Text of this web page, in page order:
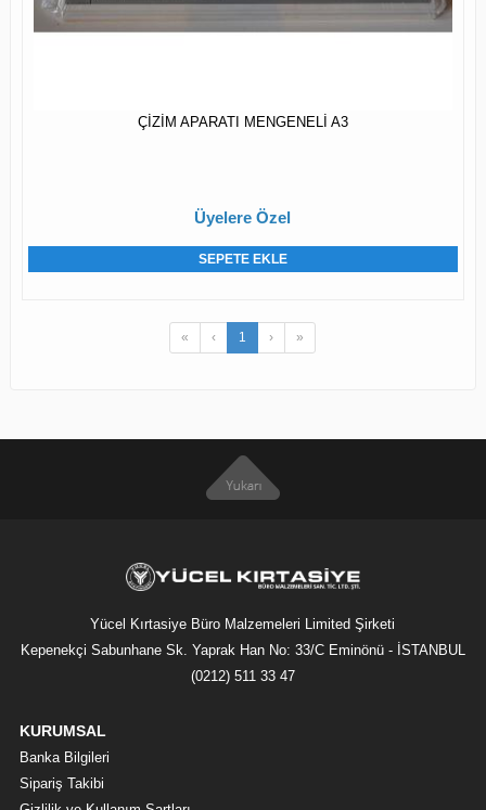
ÇİZİM APARATI MENGENELİ A3
Üyelere Özel
SEPETE EKLE
« ‹ 1 › »
Yücel Kırtasiye Büro Malzemeleri Limited Şirketi
Kepenekçi Sabunhane Sk. Yaprak Han No: 33/C Eminönü - İSTANBUL
(0212) 511 33 47
KURUMSAL
Banka Bilgileri
Sipariş Takibi